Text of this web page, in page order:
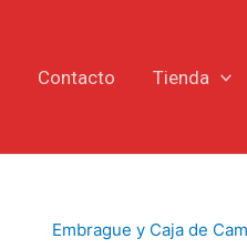
Contacto Tienda
Embrague y Caja de
Horquilla